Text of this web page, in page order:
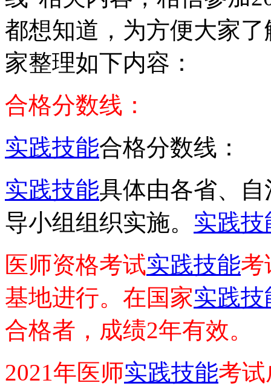
都想知道，为方便大家
家整理如下内容：
合格分数线：
实践技能合格分数线：
实践技能具体由各省、
导小组组织实施。 实践技
医师资格考试实践技能考
基地进行。在国家实践技
合格者，成绩2年有效。
2021年医师实践技能考